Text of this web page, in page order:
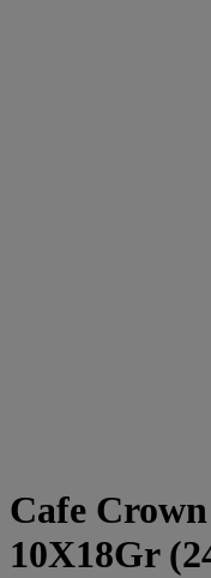
Cafe
10X18Gr